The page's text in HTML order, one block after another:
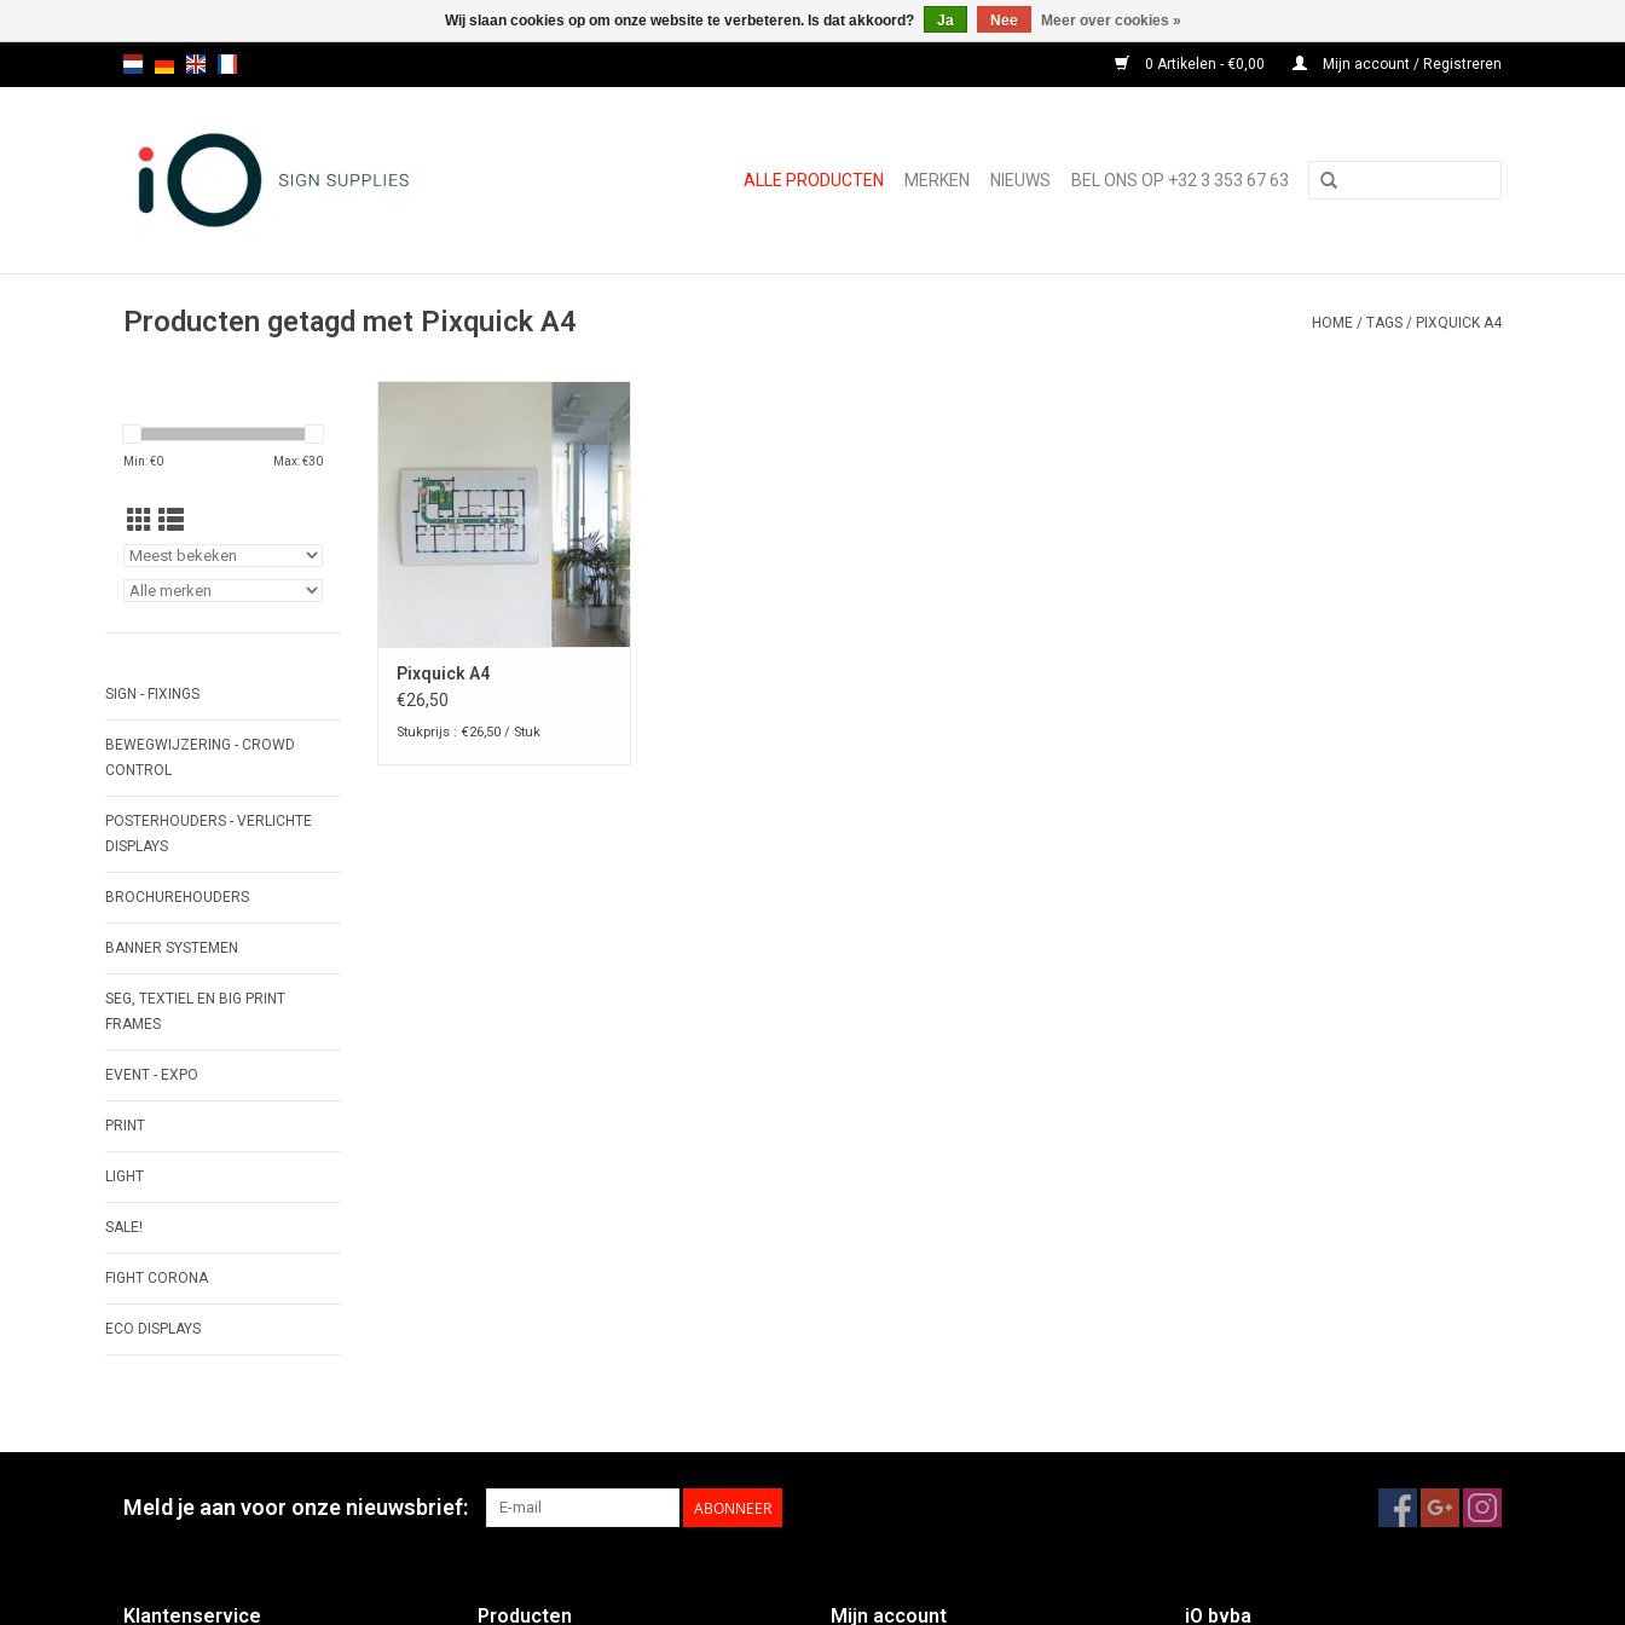
0 Artikelen - €0,00 Mijn account / Registreren
ALLE PRODUCTEN MERKEN NIEUWS BEL ONS OP +32 3 353 67 63
Producten getagd met Pixquick A4 HOME / TAGS / PIXQUICK A4
Min: €0 Max: €30
SIGN - FIXINGS
BEWEGWIJZERING - CROWD
CONTROL
POSTERHOUDERS - VERLICHTE
DISPLAYS
BROCHUREHOUDERS
BANNER SYSTEMEN
SEG, TEXTIEL EN BIG PRINT
FRAMES
EVENT - EXPO
PRINT
LIGHT
SALE!
FIGHT CORONA
ECO DISPLAYS
Pixquick A4 info-pocket voor aan
de muur of op de toonbank
TOEVOEGEN AAN WINKELWAGEN
Pixquick A4
€26,50
Stukprijs : €26,50 / Stuk
Meld je aan voor onze nieuwsbrief: ABONNEER
Klantenservice Producten Mijn account iO bvba
Wij slaan cookies op om onze website te verbeteren. Is dat akkoord? Ja Nee Meer over cookies »